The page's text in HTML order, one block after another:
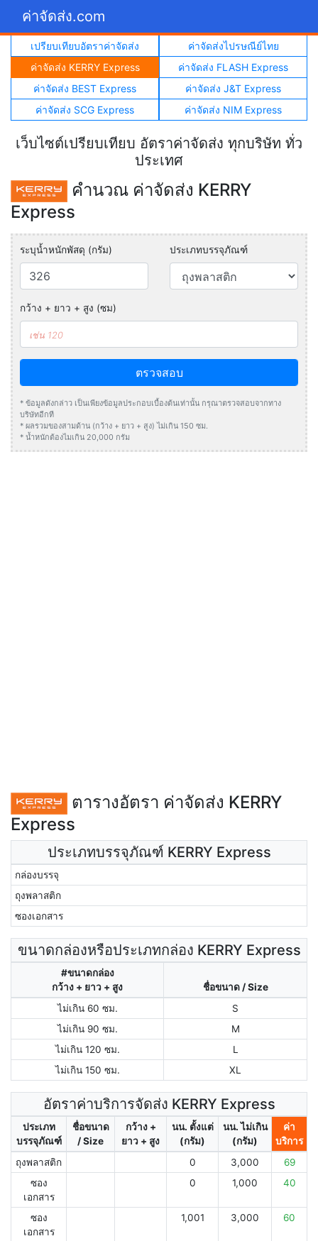
ค่าจัดส่ง.com
เปรียบเทียบอัตราค่าจัดส่ง
ค่าจัดส่งไปรษณีย์ไทย
ค่าจัดส่ง KERRY Express
ค่าจัดส่ง FLASH Express
ค่าจัดส่ง BEST Express
ค่าจัดส่ง J&T Express
ค่าจัดส่ง SCG Express
ค่าจัดส่ง NIM Express
เว็บไซต์เปรียบเทียบ อัตราค่าจัดส่ง ทุกบริษัท ทั่ว
ประเทศ
คำนวณ ค่าจัดส่ง KERRY
Express
ระบุน้ำหนักพัสดุ (กรัม) ประเภทบรรจุภัณฑ์
กว้าง + ยาว + สูง (ซม)
ตรวจสอบ
* ข้อมูลดังกล่าว เป็นเพียงข้อมูลประกอบเบื้องต้นเท่านั้น กรุณาตรวจสอบจากทาง
บริษัทอีกที
* ผลรวมของสามด้าน (กว้าง + ยาว + สูง) ไม่เกิน 150 ซม.
* น้ำหนักต้องไมเกิน 20,000 กรัม
ตารางอัตรา ค่าจัดส่ง KERRY
Express
ประเภทบรรจุภัณฑ์ KERRY Express
กล่องบรรจุ
ถุงพลาสติก
ซองเอกสาร
ขนาดกล่องหรือประเภทกล่อง KERRY Express
#ขนาดกล่อง
กว้าง + ยาว + สูง
ชื่อขนาด / Size
ไม่เกิน 60 ซม.
S
ไม่เกิน 90 ซม.
M
ไม่เกิน 120 ซม.
L
ไม่เกิน 150 ซม.
XL
อัตราค่าบริการจัดส่ง KERRY Express
ประเภท
บรรจุภัณฑ์
ชื่อขนาด
/ Size
กว้าง +
ยาว + สูง
นน. ตั้งแต่
(กรัม)
นน. ไม่เกิน
(กรัม)
ค่า
บริการ
ถุงพลาสติก
0 3,000
69
ซอง
เอกสาร
0 1,000 40
ซอง
เอกสาร
1,001 3,000 60